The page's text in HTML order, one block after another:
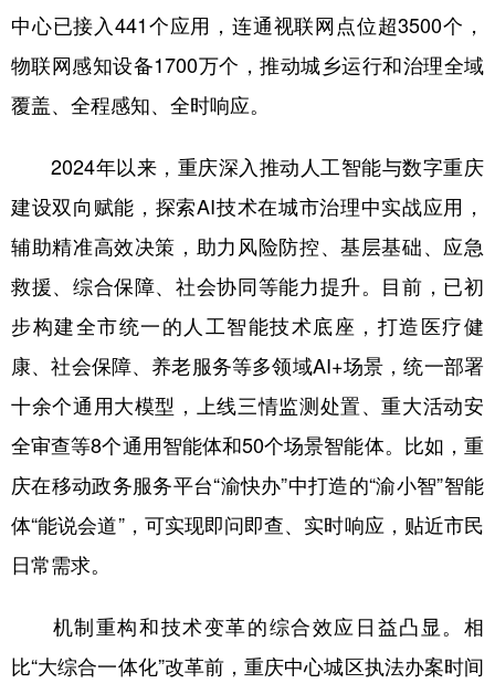
中心已接入441个应用，连通视联网点位超3500个，
物联网感知设备1700万个，推动城乡运行和治理全域
覆盖、全程感知、全时响应。
2024年以来，重庆深入推动人工智能与数字重庆
建设双向赋能，探索AI技术在城市治理中实战应用，
辅助精准高效决策，助力风险防控、基层基础、应急
救援、综合保障、社会协同等能力提升。目前，已初
步构建全市统一的人工智能技术底座，打造医疗健
康、社会保障、养老服务等多领域AI+场景，统一部署
十余个通用大模型，上线三情监测处置、重大活动安
全审查等8个通用智能体和50个场景智能体。比如，重
庆在移动政务服务平台“渝快办”中打造的“渝小智”智能
体“能说会道”，可实现即问即查、实时响应，贴近市民
日常需求。
机制重构和技术变革的综合效应日益凸显。相
比“大综合一体化”改革前，重庆中心城区执法办案时间